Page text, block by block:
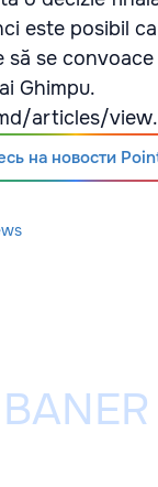
este posibil
să se
Ghimpu.
articles/
на новости